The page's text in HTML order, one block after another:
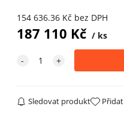
154 636.36Kč bez DPH
187 110 Kč ks
Sledovat produkt